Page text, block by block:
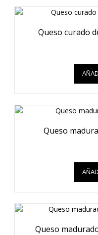
Queso curado
Queso
Queso